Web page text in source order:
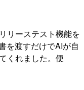
リーステスト機能を
を渡すだけでAIが自
くれました。便